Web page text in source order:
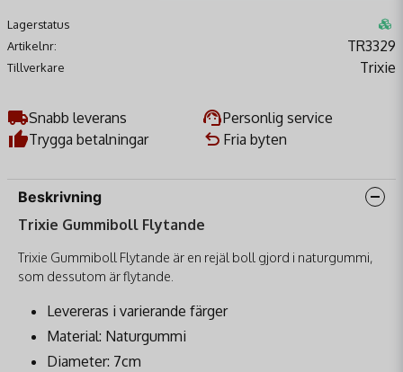
Lagerstatus
Artikelnr:
TR3329
Tillverkare Trixie
Snabb leverans
Personlig service
Trygga betalningar
Fria byten
Beskrivning
Trixie Gummiboll Flytande
Trixie Gummiboll Flytande är en rejäl boll gjord i naturgummi,
som dessutom är flytande.
Levereras i varierande färger
Material: Naturgummi
Diameter: 7cm